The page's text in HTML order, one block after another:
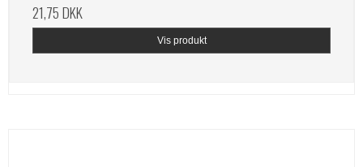
21,75 DKK
Vis produkt